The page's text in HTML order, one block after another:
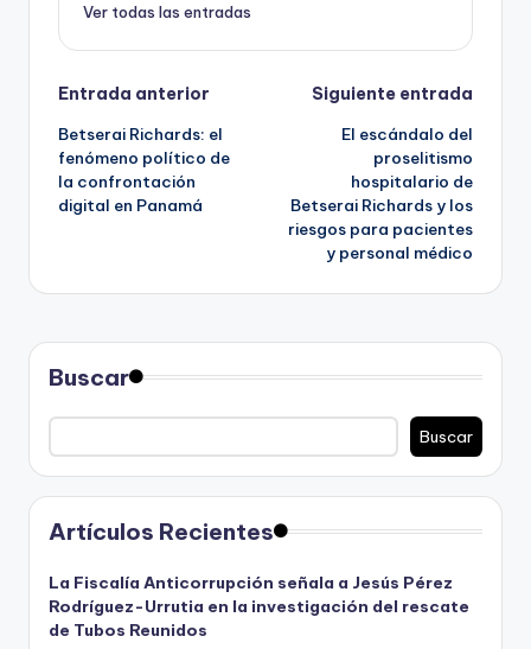
Ver todas las entradas
Navegación
de
entradas
Entrada anterior
Betserai Richards: el
fenómeno político de
la confrontación
digital en Panamá
Siguiente entrada
El escándalo del
proselitismo
hospitalario de
Betserai Richards y los
riesgos para pacientes
y personal médico
Buscar
Buscar
Artículos Recientes
La Fiscalía Anticorrupción señala a Jesús Pérez
Rodríguez-Urrutia en la investigación del rescate
de Tubos Reunidos